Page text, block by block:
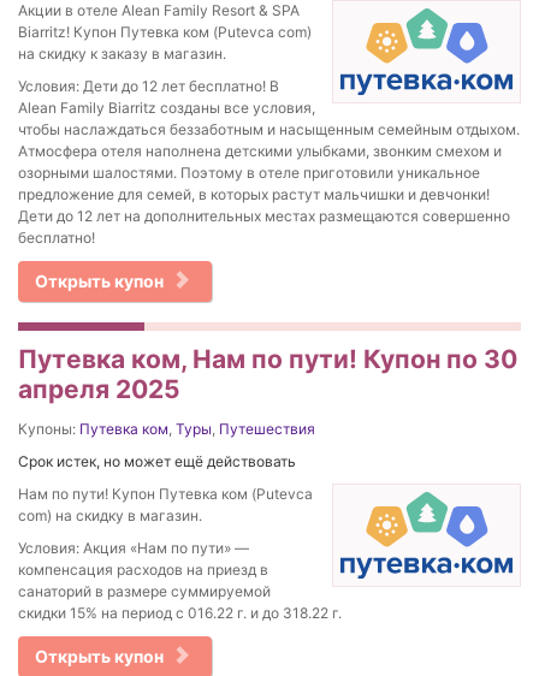
Акции в отеле Alean Family Resort & SPA
Biarritz! Купон Путевка ком (Putevca com)
на скидку к заказу в магазин.
Условия: Дети до 12 лет бесплатно! В
Alean Family Biarritz созданы все условия,
чтобы наслаждаться беззаботным и насыщенным семейным отдыхом.
Атмосфера отеля наполнена детскими улыбками, звонким смехом и
озорными шалостями. Поэтому в отеле приготовили уникальное
предложение для семей, в которых растут мальчишки и девчонки!
Дети до 12 лет на дополнительных местах размещаются совершенно
бесплатно!
Открыть купон
Путевка ком, Нам по пути! Купон по 30
апреля 2025
Купоны: Путевка ком, Туры, Путешествия
Срок истек, но может ещё действовать
Нам по пути! Купон Путевка ком (Putevca
com) на скидку в магазин.
Условия: Акция «Нам по пути» —
компенсация расходов на приезд в
санаторий в размере суммируемой
скидки 15% на период с 016.22 г. и до 318.22 г.
Открыть купон